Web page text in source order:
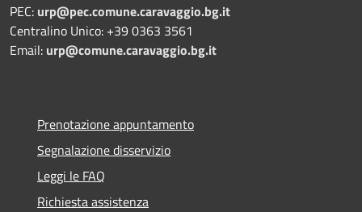
PEC: urp@pec.comune.caravaggio.bg.it
Centralino Unico: +39 0363 3561
Email: urp@comune.caravaggio.bg.it
Prenotazione appuntamento
Segnalazione disservizio
Leggi le FAQ
Richiesta assistenza